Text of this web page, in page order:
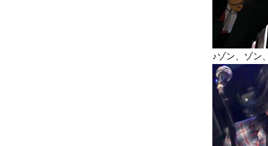
♪ゾン、ゾン